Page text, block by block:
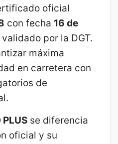
oficial
con fecha 16 de
validado por la DGT.
máxima
en carretera con
de
se diferencia
oficial y su